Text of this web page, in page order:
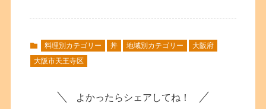
料理別カテゴリー 丼 地域別カテゴリー
大阪府
大阪市天王寺区
よかったらシェアしてね！